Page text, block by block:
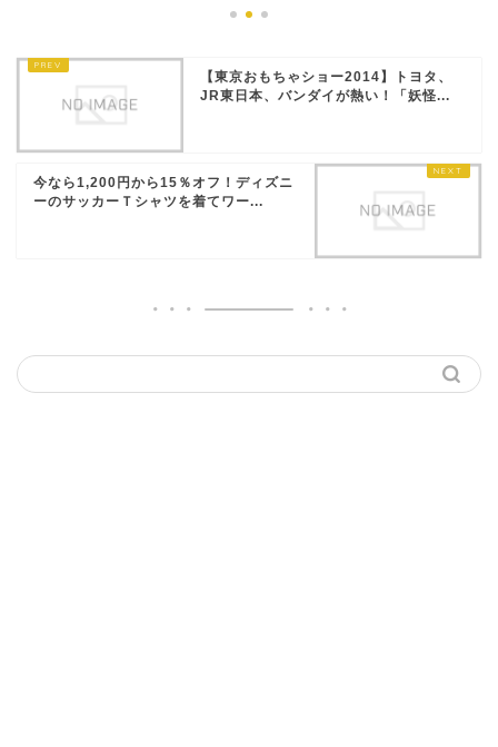
【東京おもちゃショー2014】トヨタ、
JR東日本、バンダイが熱い！「妖怪...
今なら1,200円から15％オフ！ディズニ
ーのサッカーＴシャツを着てワー...